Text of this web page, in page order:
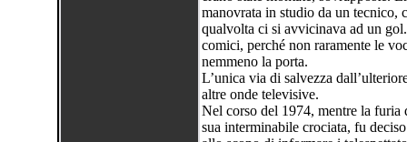
manovrata in studio da un tecnico,
qualvolta ci si avvicinava ad un
comici, perché non raramente le
nemmeno la porta.
L’unica via di salvezza
altre onde televisive.
Nel corso del 1974, mentre la
sua interminabile crociata, fu